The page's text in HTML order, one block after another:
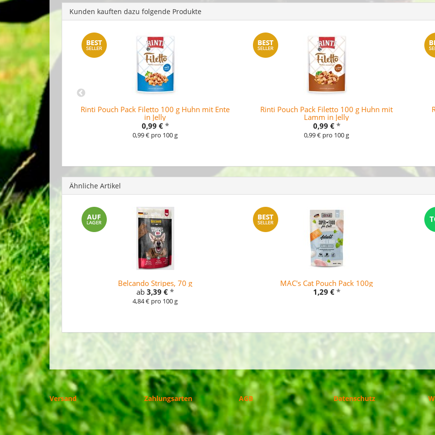
Kunden kauften dazu folgende Produkte
g Huhnfilet mit
Rinti Pouch Pack Filetto 100 g Huhn mit Ente
in Jelly
0,99 € *
0,99 € pro 100 g
Rinti Pouch Pack Filetto 100 g Huhn mit
Lamm in Jelly
0,99 € *
0,99 € pro 100 g
Ähnliche Artikel
Belcando Stripes, 70 g
ab 3,39 € *
4,84 € pro 100 g
MAC's Cat Pouch Pack 100g
1,29 € *
Versand Zahlungsarten AGB Datenschutz